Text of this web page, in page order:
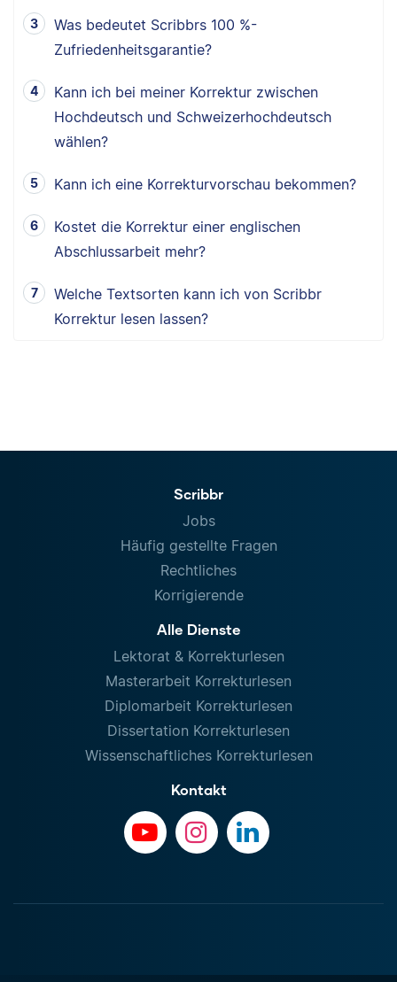
Was bedeutet Scribbrs 100 %-
Zufriedenheitsgarantie?
Kann ich bei meiner Korrektur zwischen
Hochdeutsch und Schweizerhochdeutsch
wählen?
Kann ich eine Korrekturvorschau bekommen?
Kostet die Korrektur einer englischen
Abschlussarbeit mehr?
Welche Textsorten kann ich von Scribbr
Korrektur lesen lassen?
Scribbr
Jobs
Häufig gestellte Fragen
Rechtliches
Korrigierende
Alle Dienste
Lektorat & Korrekturlesen
Masterarbeit Korrekturlesen
Diplomarbeit Korrekturlesen
Dissertation Korrekturlesen
Wissenschaftliches Korrekturlesen
Kontakt